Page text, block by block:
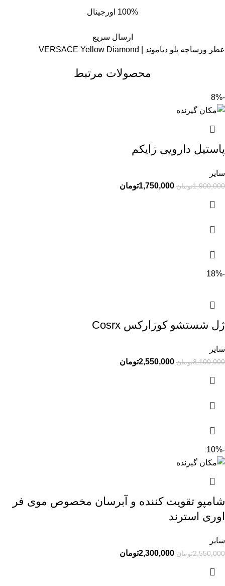
100% اورجینال
ارسال سریع
عطر ورساچه یلو دیاموند | VERSACE Yellow Diamond
محصولات مرتبط
-8%
پاستیل دارویی زایکم
سایر
1,900,000تومان 1,750,000تومان
-18%
ژل شستشو کوزارکس Cosrx
سایر
3,100,000تومان 2,550,000تومان
-10%
شامپو تقویت کننده و آبرسان مخصوص موی فر
اوری استرند
سایر
2,550,000تومان 2,300,000تومان